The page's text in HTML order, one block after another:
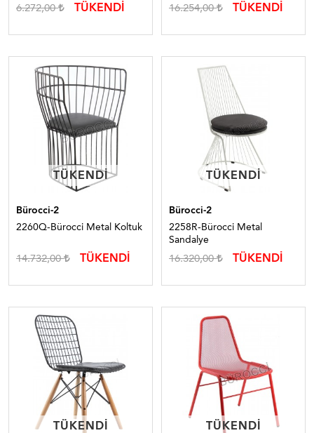
6.272,00 TÜKENDİ 16.254,00 TÜKENDİ
TÜKENDI
TÜKENDI
Bürocci-2
2260Q-Bürocci Metal Koltuk
14.732,00 TÜKENDİ
TÜKENDI
TÜKENDI
Bürocci-2
2258R-Bürocci Metal
Sandalye
16.320,00 TÜKENDİ
TÜKENDI
TÜKENDI TÜKENDI
TÜKENDI